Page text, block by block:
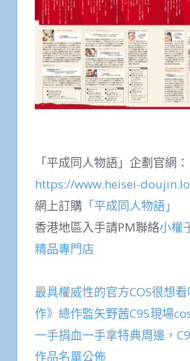
「平成同人物語」企劃官網：
https://www.heisei-
網上訂購 「平成同人物語」
香港地區入手請PM聯絡小權
精品專門店
最具權威性的官方COS很想
作》總作監矢野茜C95現場
一手捐血一手拿特典周邊，
作品名單公佈